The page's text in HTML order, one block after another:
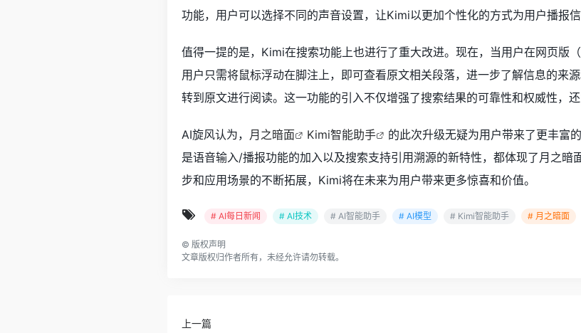
功能，用户可以选择不同的声音设置，让Kimi以更加个性化的方式为用户播报信
值得一提的是，Kimi在搜索功能上也进行了重大改进。现在，当用户在网页版
用户只需将鼠标浮动在脚注上，即可查看原文相关段落，进一步了解信息的来
转到原文进行阅读。这一功能的引入不仅增强了搜索结果的可靠性和权威性，
AI旋风认为， 月之暗面 Kimi智能助手
的此次升级无疑为用户带来了更丰富
是语音输入/播报功能的加入以及搜索支持引用溯源的新特性，都体现了月之
步和应用场景的不断拓展，Kimi将在未来为用户带来更多惊喜和价值。
# AI每日新闻 # AI技术 # AI智能助手 # AI模型 # Kimi智能助手 # 月之暗面
© 版权声明
文章版权归作者所有，未经允许请勿转载。
上一篇